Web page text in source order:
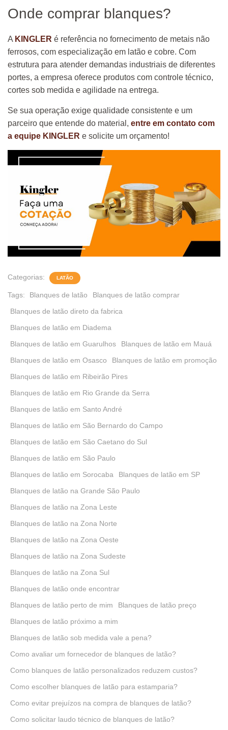
Onde comprar blanques?
A KINGLER é referência no fornecimento de metais não
ferrosos, com especialização em latão e cobre. Com
estrutura para atender demandas industriais de diferentes
portes, a empresa oferece produtos com controle técnico,
cortes sob medida e agilidade na entrega.
Se sua operação exige qualidade consistente e um
parceiro que entende do material, entre em contato com
a equipe KINGLER e solicite um orçamento!
Categorias: LATÃO
Tags: Blanques de latão
Blanques de latão comprar
Blanques de latão direto da fabrica
Blanques de latão em Diadema
Blanques de latão em Guarulhos
Blanques de latão em Mauá
Blanques de latão em Osasco
Blanques de latão em promoção
Blanques de latão em Ribeirão Pires
Blanques de latão em Rio Grande da Serra
Blanques de latão em Santo André
Blanques de latão em São Bernardo do Campo
Blanques de latão em São Caetano do Sul
Blanques de latão em São Paulo
Blanques de latão em Sorocaba
Blanques de latão em SP
Blanques de latão na Grande São Paulo
Blanques de latão na Zona Leste
Blanques de latão na Zona Norte
Blanques de latão na Zona Oeste
Blanques de latão na Zona Sudeste
Blanques de latão na Zona Sul
Blanques de latão onde encontrar
Blanques de latão perto de mim
Blanques de latão preço
Blanques de latão próximo a mim
Blanques de latão sob medida vale a pena?
Como avaliar um fornecedor de blanques de latão?
Como blanques de latão personalizados reduzem custos?
Como escolher blanques de latão para estamparia?
Como evitar prejuízos na compra de blanques de latão?
Como solicitar laudo técnico de blanques de latão?